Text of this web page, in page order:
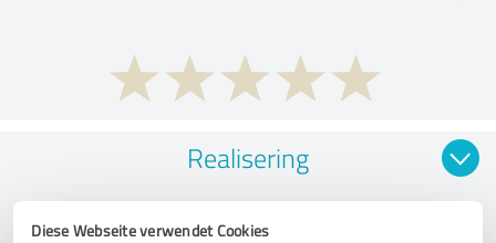
Diese Webseite verwendet Cookies
Realisering